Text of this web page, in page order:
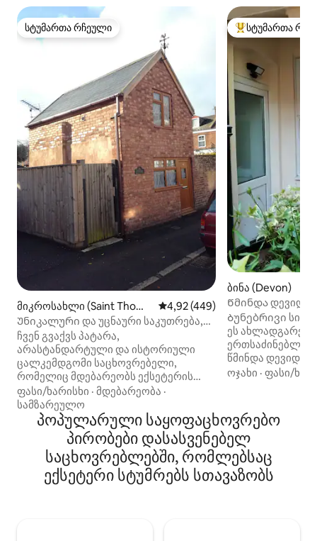
სტუმართა რჩეული
სტუმართა რჩეული
მიკროსახლი (Saint Thoma
s)
საშუალო შეფასებაა 5‑დან
4,92 (449)
Უნიკალური და უცნაური საკუთრება,
შესანიშნავ ადგილას.
ჩვენ გვაქვს პატარა,
არასტანდარტული და ისტორიული
ცალკემდგომი საცხოვრებელი,
რომელიც მდებარეობს ექსეტერის
სენტ‑თომასის რაიონში და
იდეალურია ერთი ან ორი
სტუმრისთვის. Wi‑Fi, მისაღები ოთახის
ტელევიზორი Firestick‑ით და
საძინებლის ტელევიზორი
Chromecast‑ით. თქვენს ჩამოსვლისას
თქვენთვის მზად იქნება თეთრეული და
პირსახოცები, ჩაი, ყავა,
ფასი/ხარისხი · მდებარეობა ·
სამზარეულო
სტუმართა
სტუმართა
ბინა (Devon)
Წმინდა
Ბუნებრივი
ეს
წმინდა
წუთის
მეშვეობით,
გონიერი
Სამზარეულო
სააბაზანოში კი
აბაზანაა.
კომფორტული
ოჯახი ·ფასი/
პოპულარული საყოფაცხოვრებო
პირობები დასასვენებელ
საცხოვრებლებში, რომლებსაც
ექსეტერი სტუმრებს სთავაზობს